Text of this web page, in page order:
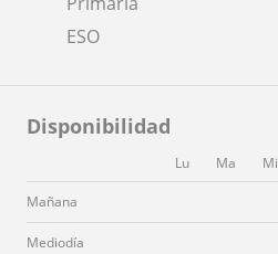
ESO
Disponibilidad
Lu Ma Mi
Mañana
Mediodía